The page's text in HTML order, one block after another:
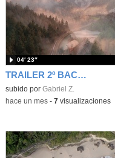
TRAILER 2º BACHILLERATO UD4
Contenido educativo.
subido por Gabriel Z.
04′ 23″
-hace un mes- 7 visualizaciones